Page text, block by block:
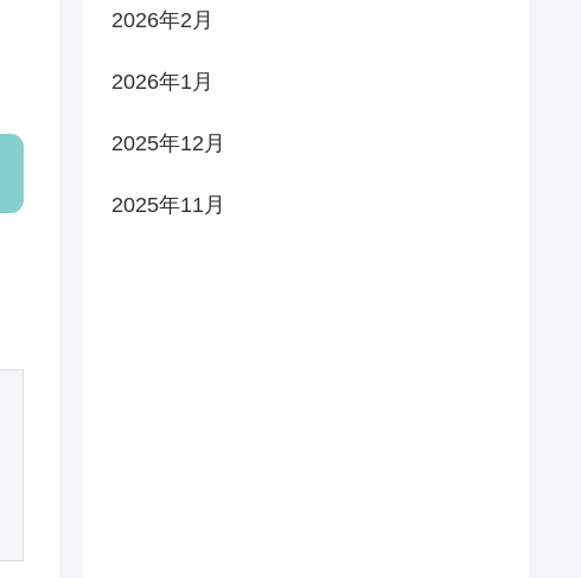
2026年2月
2026年1月
2025年12月
2025年11月